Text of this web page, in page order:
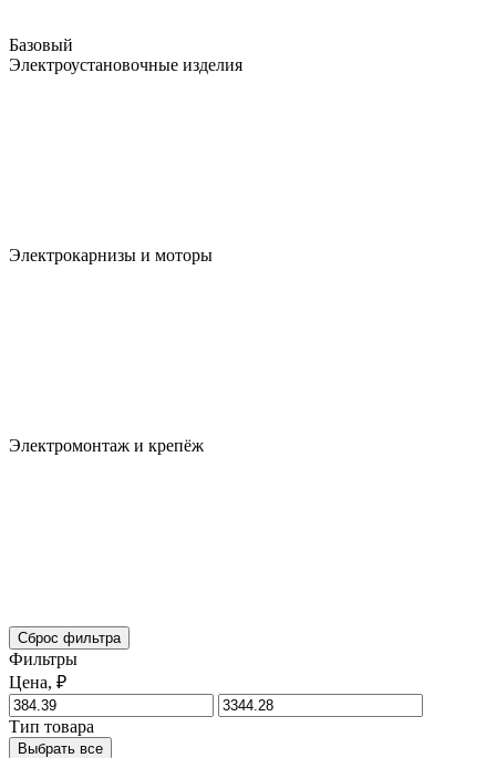
Базовый
Электроустановочные изделия
Электрокарнизы и моторы
Электромонтаж и крепёж
Сброс фильтра
Фильтры
Цена, ₽
Тип товара
Выбрать все